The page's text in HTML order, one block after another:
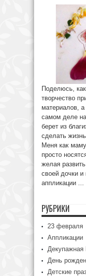
Поделюсь,
творчество
материалов,
самом деле
берет из
сделать
Меня как
просто
желая
своей дочки
аппликации ...
РУБРИКИ
23 февраля
Аппликации
Декупажная
День
Детские